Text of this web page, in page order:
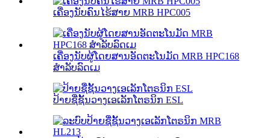
ເຄື່ອງນັບຄົນໄຮ້ສາຍ MRB HPC005
ເຄື່ອງນັບຜູ້ໂດຍສານອັດຕະໂນມັດ MRB HPC168
ສຳລັບລົດເມ
ປ້າຍຊື່ຊັ້ນວາງເອເລັກໂຕຣນິກ ESL